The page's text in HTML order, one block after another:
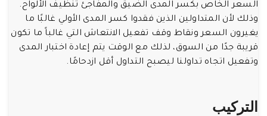
السعر الخاص بكسر المدى الضيق والمفاجئ تنظيف الألواح.
وذلك لأن المتداولين الذين فقدوا كسر المدى الأولي غالبًا ما
يغيرون السعر ونقاط وقف تفعيل الانتعاش التي غالباً ما تكون
قريبة جدًا من السوق، لذلك مع الوقت يتم إعادة اختبار المدى
وتفعيل اتجاه تداولنا ليصبح التداول أقل ازدحامًا.
التركيب